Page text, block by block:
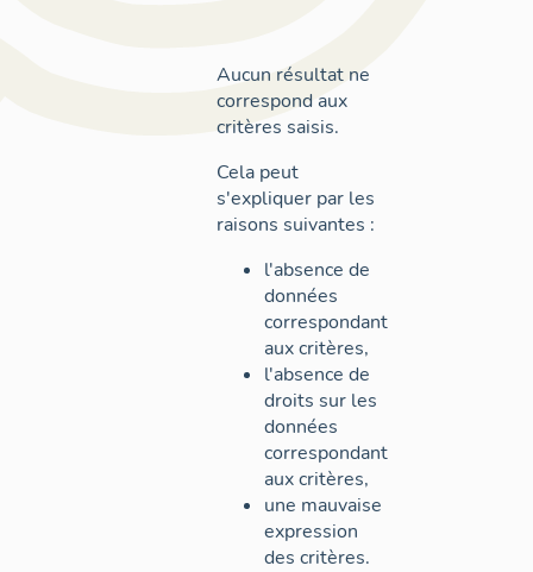
Aucun résultat ne
correspond aux
critères saisis.
Cela peut
s'expliquer par les
raisons suivantes :
l'absence de
données
correspondant
aux critères,
l'absence de
droits sur les
données
correspondant
aux critères,
une mauvaise
expression
des critères.